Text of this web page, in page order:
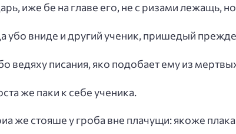
иже бе на главе его, не с ризами лежащь,
убо вниде и другий ученик, пришедый
ведяху писания, яко подобает ему из
же паки к себе ученика.
же стояше у гроба вне плачущи: якоже